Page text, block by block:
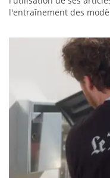
l'entraînement des